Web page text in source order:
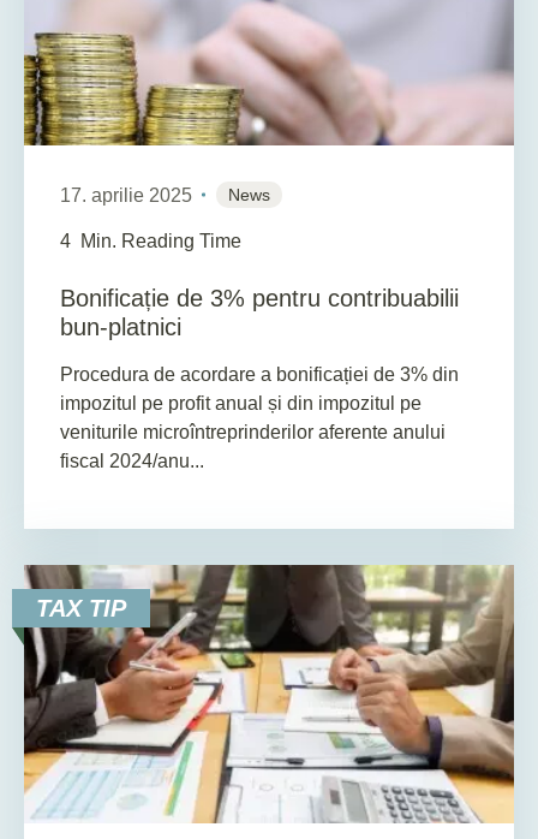
17. aprilie 2025 News
4 Min. Reading Time
Bonificație de 3% pentru contribuabilii
bun-platnici
Procedura de acordare a bonificației de 3% din
impozitul pe profit anual și din impozitul pe
veniturile microîntreprinderilor aferente anului
fiscal 2024/anu...
TAX TIP